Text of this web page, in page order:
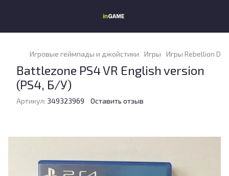
Игровые геймпады и джойстики Игры Игры Rebellion
Battlezone PS4 VR English version
(PS4, Б/У)
Артикул: 349323969 Оставить отзыв